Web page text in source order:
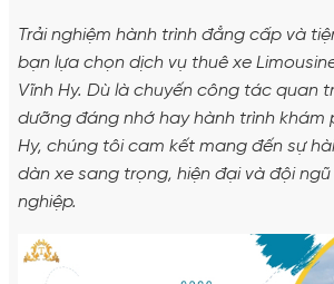
Trải nghiệm hành trình đẳng cấp và
bạn lựa chọn dịch vụ thuê xe
Vĩnh Hy. Dù là chuyến công tác quan
dưỡng đáng nhớ hay hành trình khám
Hy, chúng tôi cam kết mang đến sự
dàn xe sang trọng, hiện đại và đội
nghiệp.